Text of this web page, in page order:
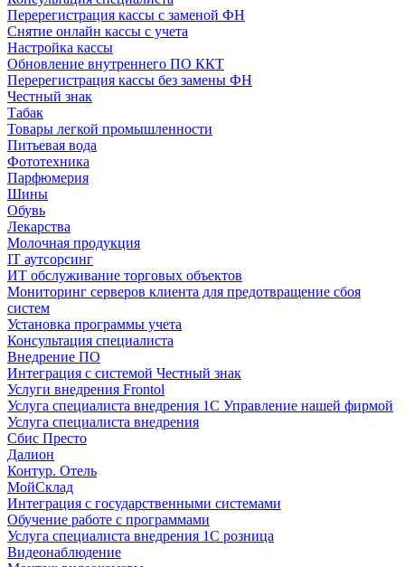
Перерегистрация кассы с заменой ФН
Снятие онлайн кассы с учета
Настройка кассы
Обновление внутреннего ПО ККТ
Перерегистрация кассы без замены ФН
Честный знак
Табак
Товары легкой промышленности
Питьевая вода
Фототехника
Парфюмерия
Шины
Обувь
Лекарства
Молочная продукция
IT аутсорсинг
ИТ обслуживание торговых объектов
Мониторинг серверов клиента для предотвращение сбоя
систем
Установка программы учета
Консультация специалиста
Внедрение ПО
Интеграция с системой Честный знак
Услуги внедрения Frontol
Услуга специалиста внедрения 1С Управление нашей фирмой
Услуга специалиста внедрения
Сбис Престо
Далион
Контур. Отель
МойСклад
Интеграция с государственными системами
Обучение работе с программами
Услуга специалиста внедрения 1С розница
Видеонаблюдение